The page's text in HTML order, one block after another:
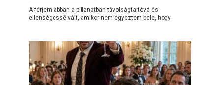
A férjem abban a pillanatban távolságtartóvá és
ellenségessé vált, amikor nem egyeztem bele, hogy